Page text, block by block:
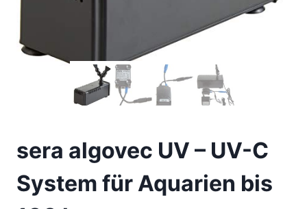
sera algovec UV – UV-C
System für Aquarien bis